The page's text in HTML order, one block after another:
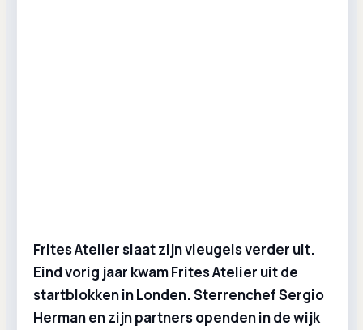
Frites Atelier slaat zijn vleugels verder uit.
Eind vorig jaar kwam Frites Atelier uit de
startblokken in Londen. Sterrenchef Sergio
Herman en zijn partners openden in de wijk